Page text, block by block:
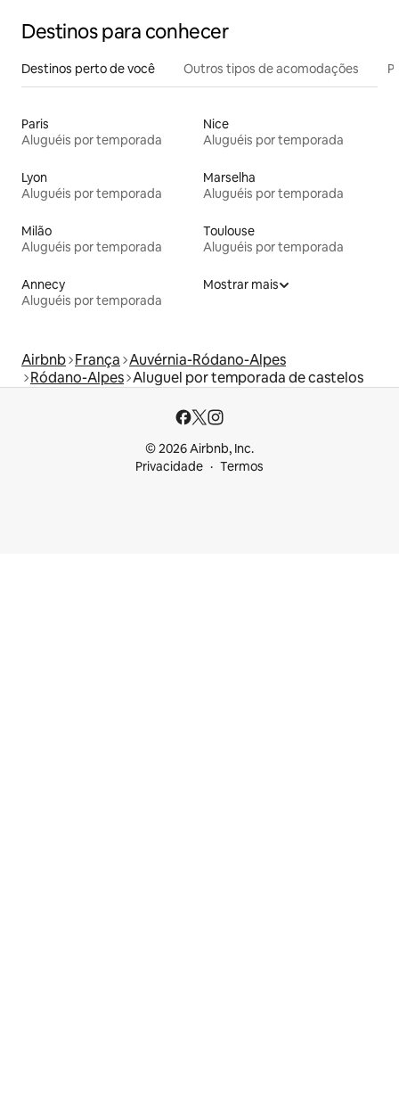
Destinos para conhecer
Destinos perto de você Outros tipos de acomodações
Paris
Aluguéis por temporada
Nice
Aluguéis por temporada
Lyon
Aluguéis por temporada
Marselha
Aluguéis por temporada
Milão
Aluguéis por temporada
Toulouse
Aluguéis por temporada
Annecy
Aluguéis por temporada
Mostrar mais
Airbnb França Auvérnia-Ródano-Alpes
Ródano-Alpes Aluguel por temporada de castelos
© 2026 Airbnb, Inc.
Privacidade
Termos